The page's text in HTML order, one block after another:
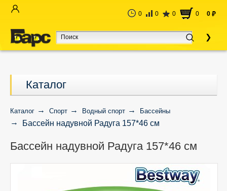
0 0 0 0 0 руб
Каталог
Каталог Спорт Водный спорт Бассейны
Бассейн надувной Радуга 157*46 см
Бассейн надувной Радуга 157*46 см